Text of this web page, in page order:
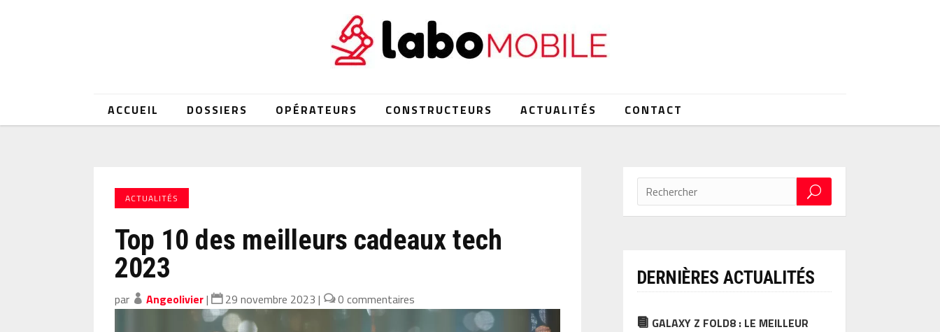
ACCUEIL DOSSIERS OPÉRATEURS CONSTRUCTEURS ACTUALITÉS CONTACT
ACTUALITÉS
Top 10 des meilleurs cadeaux tech
2023
par Angeolivier| 29 novembre 2023 | 0 commentaires
DERNIÈRES ACTUALITÉS
GALAXY Z FOLD8 : LE MEILLEUR